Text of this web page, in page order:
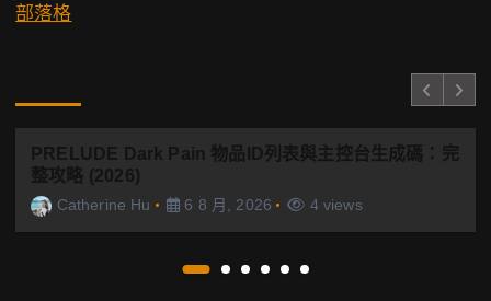
部落格
PRELUDE Dark Pain 物品ID列表與主控台生成碼：完
整攻略 (2026)
Catherine Hu 6 8 月, 2026 4 views